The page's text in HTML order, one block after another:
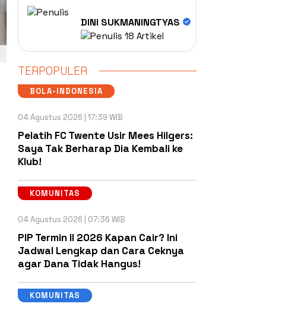
DINI SUKMANINGTYAS
18 Artikel
TERPOPULER
BOLA-INDONESIA
04 Agustus 2026 | 17:39 WIB
Pelatih FC Twente Usir Mees Hilgers:
Saya Tak Berharap Dia Kembali ke
Klub!
KOMUNITAS
04 Agustus 2026 | 07:36 WIB
PIP Termin II 2026 Kapan Cair? Ini
Jadwal Lengkap dan Cara Ceknya
agar Dana Tidak Hangus!
KOMUNITAS